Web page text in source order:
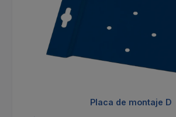
Placa de montaje D